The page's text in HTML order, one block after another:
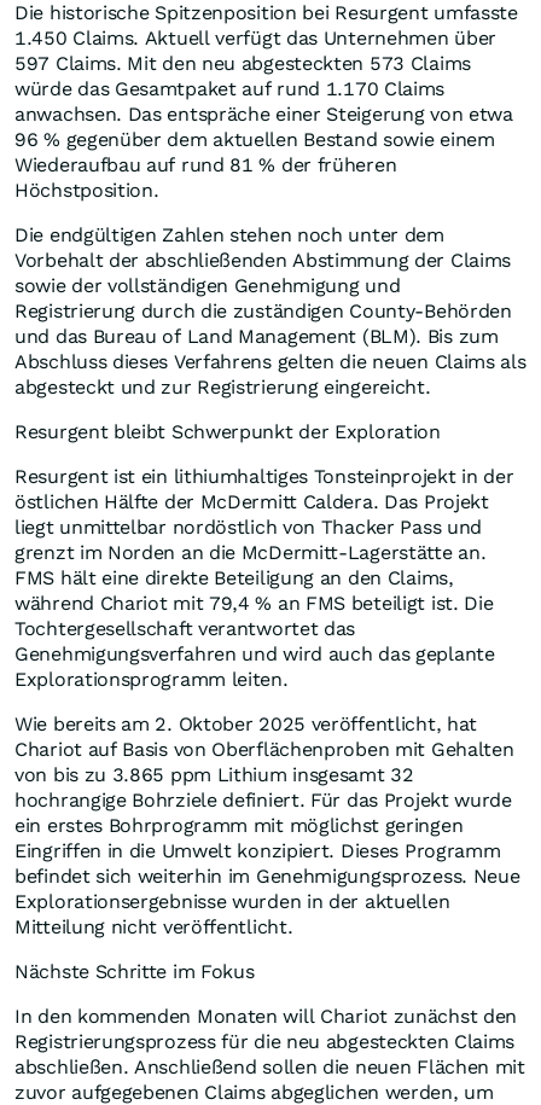
Die historische Spitzenposition bei Resurgent umfasste
1.450 Claims. Aktuell verfügt das Unternehmen über
597 Claims. Mit den neu abgesteckten 573 Claims
würde das Gesamtpaket auf rund 1.170 Claims
anwachsen. Das entspräche einer Steigerung von etwa
96 % gegenüber dem aktuellen Bestand sowie einem
Wiederaufbau auf rund 81 % der früheren
Höchstposition.
Die endgültigen Zahlen stehen noch unter dem
Vorbehalt der abschließenden Abstimmung der Claims
sowie der vollständigen Genehmigung und
Registrierung durch die zuständigen County-Behörden
und das Bureau of Land Management (BLM). Bis zum
Abschluss dieses Verfahrens gelten die neuen Claims als
abgesteckt und zur Registrierung eingereicht.
Resurgent bleibt Schwerpunkt der Exploration
Resurgent ist ein lithiumhaltiges Tonsteinprojekt in der
östlichen Hälfte der McDermitt Caldera. Das Projekt
liegt unmittelbar nordöstlich von Thacker Pass und
grenzt im Norden an die McDermitt-Lagerstätte an.
FMS hält eine direkte Beteiligung an den Claims,
während Chariot mit 79,4 % an FMS beteiligt ist. Die
Tochtergesellschaft verantwortet das
Genehmigungsverfahren und wird auch das geplante
Explorationsprogramm leiten.
Wie bereits am 2. Oktober 2025 veröffentlicht, hat
Chariot auf Basis von Oberflächenproben mit Gehalten
von bis zu 3.865 ppm Lithium insgesamt 32
hochrangige Bohrziele definiert. Für das Projekt wurde
ein erstes Bohrprogramm mit möglichst geringen
Eingriffen in die Umwelt konzipiert. Dieses Programm
befindet sich weiterhin im Genehmigungsprozess. Neue
Explorationsergebnisse wurden in der aktuellen
Mitteilung nicht veröffentlicht.
Nächste Schritte im Fokus
In den kommenden Monaten will Chariot zunächst den
Registrierungsprozess für die neu abgesteckten Claims
abschließen. Anschließend sollen die neuen Flächen mit
zuvor aufgegebenen Claims abgeglichen werden, um